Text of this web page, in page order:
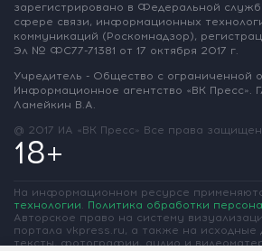
зарегистрировано в Федеральной
сфере связи, информационных
коммуникаций (Роскомнадзор),
Эл № ФС77-71381 от 17 октября 2017 г.
Учредитель - Общество с ограниченной
Информационное агентство «ВК Пресс».
Ламейкин В.А.
@ 2017 ИА «ВК Пресс» Все права
18+
На информационном ресурсе
технологии. Политика обработки
Авторское право на систему
портала vkpress.ru, а также на исходные
тексты, фотографии, аудио и